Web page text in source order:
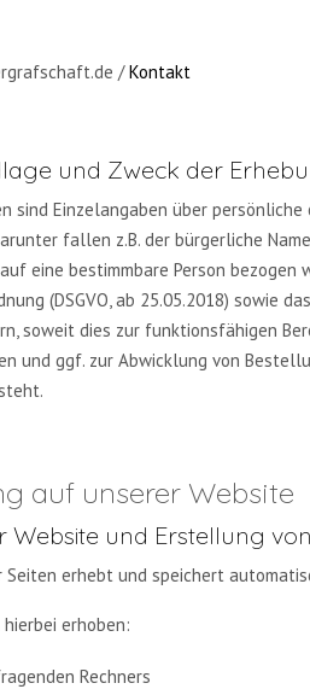
/Kontakt
und Zweck der
sind Einzelangaben über
fallen z.B. der bürgerliche
eine bestimmbare Person
(DSGVO, ab 25.05.2018) sowie
soweit dies zur funktionsfähigen
und ggf. zur Abwicklung von
auf unserer Website
Website und Erstellung
Seiten erhebt und speichert
erhoben:
Rechners